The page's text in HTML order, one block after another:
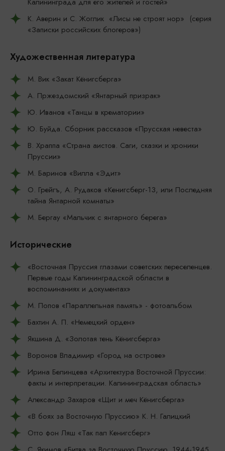
К. Аверин и С. Жоглик «Лисы не строят нор» (серия
«Записки российских блогеров»)
Художественная литература
М. Вик «Закат Кёнигсберга»
А. Пржездомский «Янтарный призрак»
Ю. Иванов «Танцы в крематории»
Ю. Буйда. Сборник рассказов «Прусская невеста»
В. Храппа «Страна аистов. Саги, сказки и хроники
Пруссии»
М. Баринов «Вилла «Эдит»
О. Грейгъ, А. Рудаков «Кенигсберг-13, или Последняя
тайна Янтарной комнаты»
М. Бергау «Мальчик с янтарного берега»
Исторические
«Восточная Пруссия глазами советских переселенцев.
Первые годы Калининградской области в
воспоминаниях и документах»
М. Попов «Параллельная память» - фотоальбом
Бахтин А. П. «Немецкий орден»
Якшина Д. «Золотая тень Кёнигсберга»
Воронов Владимир «Город на острове»
Ирина Белинцева «Архитектура Восточной Пруссии:
факты и интерпретации. Калининградская область»
Александр Захаров «Щит и меч Кёнигсберга»
«В боях за Восточную Пруссию» К. Н. Галицкий
Отто фон Ляш «Так пал Кенигсберг»